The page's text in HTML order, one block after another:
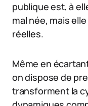
publique est, à
mal née, mais
réelles.
Même en
on dispose de
transforment la